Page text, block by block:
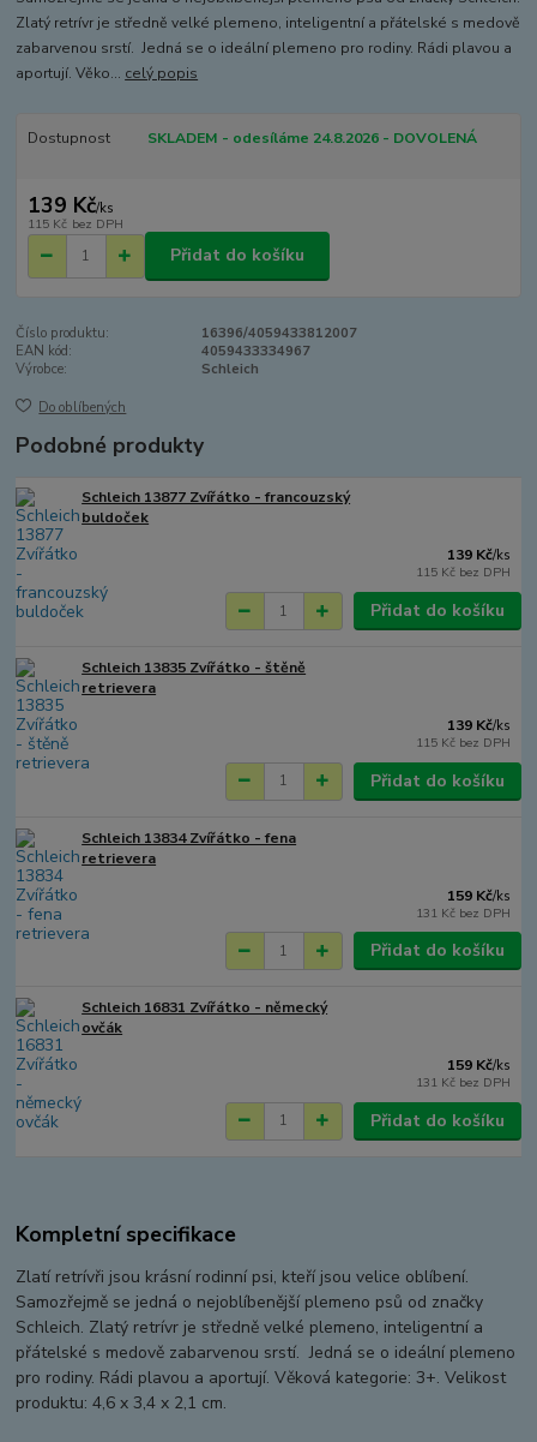
Zlatý retrívr je středně velké plemeno, inteligentní a přátelské s medově
zabarvenou srstí. Jedná se o ideální plemeno pro rodiny. Rádi plavou a
aportují. Věko... celý popis
Dostupnost SKLADEM - odesíláme 24.8.2026 - DOVOLENÁ
139 Kč/ks
115 Kč bez DPH
Přidat do košíku
Číslo produktu:
16396/4059433812007
EAN kód:
4059433334967
Výrobce:
Schleich
Do oblíbených
Podobné produkty
Schleich 13877 Zvířátko - francouzský
buldoček
139 Kč/ks
115 Kč bez DPH
Přidat do košíku
Schleich 13835 Zvířátko - štěně
retrievera
139 Kč/ks
115 Kč bez DPH
Přidat do košíku
Schleich 13834 Zvířátko - fena
retrievera
159 Kč/ks
131 Kč bez DPH
Přidat do košíku
Schleich 16831 Zvířátko - německý
ovčák
159 Kč/ks
131 Kč bez DPH
Přidat do košíku
Kompletní specifikace
Zlatí retrívři jsou krásní rodinní psi, kteří jsou velice oblíbení.
Samozřejmě se jedná o nejoblíbenější plemeno psů od značky
Schleich. Zlatý retrívr je středně velké plemeno, inteligentní a
přátelské s medově zabarvenou srstí. Jedná se o ideální plemeno
pro rodiny. Rádi plavou a aportují. Věková kategorie: 3+. Velikost
produktu: 4,6 x 3,4 x 2,1 cm.